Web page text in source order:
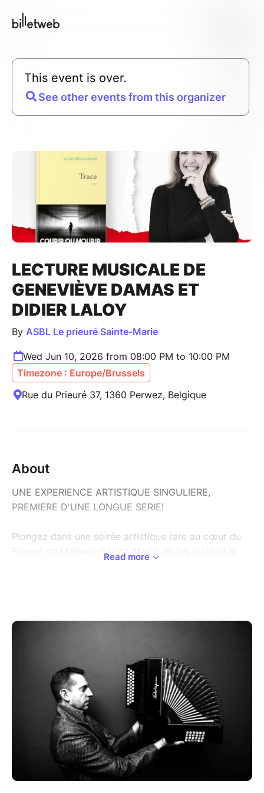
This event is over.
See other events from this organizer
LECTURE MUSICALE DE
GENEVIÈVE DAMAS ET
DIDIER LALOY
By ASBL Le prieuré Sainte-Marie
Wed Jun 10, 2026 from 08:00 PM to 10:00 PM
Timezone : Europe/Brussels
Rue du Prieuré 37, 1360 Perwez, Belgique
About
UNE EXPERIENCE ARTISTIQUE SINGULIERE,
PREMIERE D'UNE LONGUE SERIE!
Plongez dans une soirée artistique rare au cœur du
Prieuré de Malèves-Sainte-Marie, où les mots et la
poignant porté par la voix de son autrice, Geneviève
Didier Laloy, créant un dialogue vibrant entre texte et
La soirée débutera par une rencontre privilégiée avec
Geneviève Damas : un moment d’échange autour de
son parcours, de la genèse de TRACE, et de sa vision
du monde en tant que femme et artiste aujourd’hui.
Une occasion unique d’entrer dans les coulisses de la
Read more